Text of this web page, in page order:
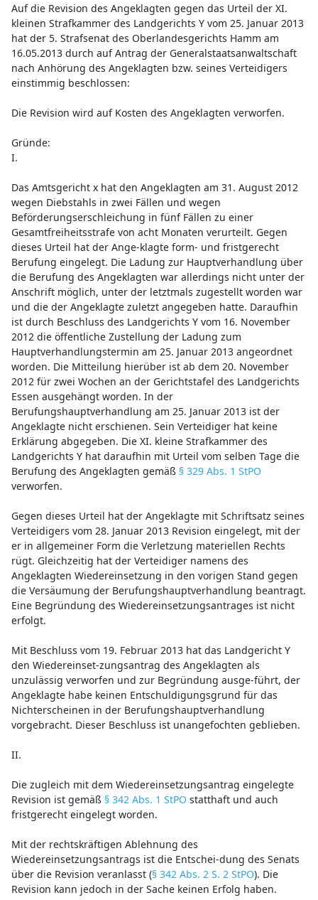
Auf die Revision des Angeklagten gegen das Urteil der XI.
kleinen Strafkammer des Landgerichts Y vom 25. Januar 2013
hat der 5. Strafsenat des Oberlandesgerichts Hamm am
16.05.2013 durch auf Antrag der Generalstaatsanwaltschaft
nach Anhörung des Angeklagten bzw. seines Verteidigers
einstimmig beschlossen:
Die Revision wird auf Kosten des Angeklagten verworfen.
Gründe:
I.
Das Amtsgericht x hat den Angeklagten am 31. August 2012
wegen Diebstahls in zwei Fällen und wegen
Beförderungserschleichung in fünf Fällen zu einer
Gesamtfreiheitsstrafe von acht Monaten verurteilt. Gegen
dieses Urteil hat der Ange-klagte form- und fristgerecht
Berufung eingelegt. Die Ladung zur Hauptverhandlung über
die Berufung des Angeklagten war allerdings nicht unter der
Anschrift möglich, unter der letztmals zugestellt worden war
und die der Angeklagte zuletzt angegeben hatte. Daraufhin
ist durch Beschluss des Landgerichts Y vom 16. November
2012 die öffentliche Zustellung der Ladung zum
Hauptverhandlungstermin am 25. Januar 2013 angeordnet
worden. Die Mitteilung hierüber ist ab dem 20. November
2012 für zwei Wochen an der Gerichtstafel des Landgerichts
Essen ausgehängt worden. In der
Berufungshauptverhandlung am 25. Januar 2013 ist der
Angeklagte nicht erschienen. Sein Verteidiger hat keine
Erklärung abgegeben. Die XI. kleine Strafkammer des
Landgerichts Y hat daraufhin mit Urteil vom selben Tage die
Berufung des Angeklagten gemäß § 329 Abs. 1 StPO
verworfen.
Gegen dieses Urteil hat der Angeklagte mit Schriftsatz seines
Verteidigers vom 28. Januar 2013 Revision eingelegt, mit der
er in allgemeiner Form die Verletzung materiellen Rechts
rügt. Gleichzeitig hat der Verteidiger namens des
Angeklagten Wiedereinsetzung in den vorigen Stand gegen
die Versäumung der Berufungshauptverhandlung beantragt.
Eine Begründung des Wiedereinsetzungsantrages ist nicht
erfolgt.
Mit Beschluss vom 19. Februar 2013 hat das Landgericht Y
den Wiedereinset-zungsantrag des Angeklagten als
unzulässig verworfen und zur Begründung ausge-führt, der
Angeklagte habe keinen Entschuldigungsgrund für das
Nichterscheinen in der Berufungshauptverhandlung
vorgebracht. Dieser Beschluss ist unangefochten geblieben.
II.
Die zugleich mit dem Wiedereinsetzungsantrag eingelegte
Revision ist gemäß § 342 Abs. 1 StPO statthaft und auch
fristgerecht eingelegt worden.
Mit der rechtskräftigen Ablehnung des
Wiedereinsetzungsantrags ist die Entschei-dung des Senats
über die Revision veranlasst (§ 342 Abs. 2 S. 2 StPO). Die
Revision kann jedoch in der Sache keinen Erfolg haben.